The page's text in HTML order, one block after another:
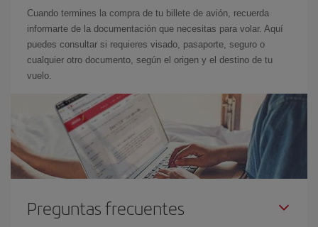
Cuando termines la compra de tu billete de avión, recuerda
informarte de la documentación que necesitas para volar. Aquí
puedes consultar si requieres visado, pasaporte, seguro o
cualquier otro documento, según el origen y el destino de tu
vuelo.
Preguntas frecuentes